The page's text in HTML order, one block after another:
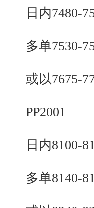
日内7480-
多单7530-
或以7675-
PP2001
日内8100-
多单8140-